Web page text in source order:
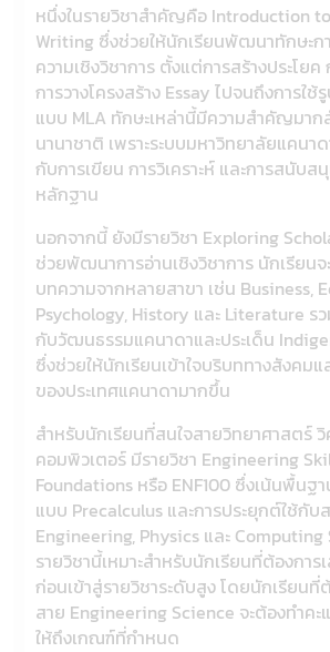
หนึ่งในรายวิชาสำคัญคือ Introduction
Writing ซึ่งช่วยให้นักเรียนพัฒนาทักษะก
ความเชิงวิชาการ ตั้งแต่การสร้างประโย
การวางโครงสร้าง Essay ไปจนถึงการใช้
แบบ MLA ทักษะเหล่านี้มีความสำคัญมาก
นานาชาติ เพราะระบบมหาวิทยาลัยแคนา
กับการเขียน การวิเคราะห์ และการสนับส
หลักฐาน
นอกจากนี้ ยังมีรายวิชา Exploring
ช่วยพัฒนาการอ่านเชิงวิชาการ นักเรียนจ
บทความจากหลายสาขา เช่น Business,
Psychology, History และ Literature ร
กับวัฒนธรรมแคนาดาและประเด็น
ซึ่งช่วยให้นักเรียนเข้าใจบริบททางสังคม
ของประเทศแคนาดามากขึ้น
สำหรับนักเรียนที่สนใจสายวิทยาศาสตร์
คอมพิวเตอร์ มีรายวิชา Engineering
Foundations หรือ ENF100 ซึ่งเน้นพื้น
แบบ Precalculus และการประยุกต์ใช้กับ
Engineering, Physics และ Computing
รายวิชานี้เหมาะสำหรับนักเรียนที่ต้องการ
ก่อนเข้าสู่รายวิชาระดับสูง โดยนักเรียนที่
สาย Engineering Science จะต้องทำคะ
ให้ถึงเกณฑ์ที่กำหนด